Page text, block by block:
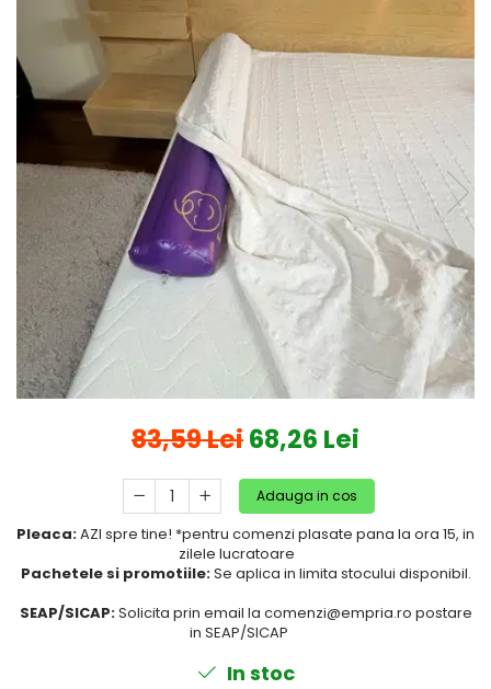
Protectii utile
Poarta siguranta copii
Deflectoare pentru aer
conditionat
Casti antifonice pentru copii si
bebelusi
Echipament protectie bicicleta si
ski
Accesorii auto copii
Haine & accesorii plaja
Haine plaja / inot
Ochelari de soare
Palarii protectie UV
Somnul bebelusului
Carucioare si scaune auto
Scaune masa
83,59 Lei68,26 Lei
Adauga in cos
Pleaca:AZI spre tine! *pentru comenzi plasate pana la ora 15, in
zilele lucratoare
Pachetele si promotiile:Se aplica in limita stocului disponibil.
SEAP/SICAP:Solicita prin email la comenzi@empria.ro postare
in SEAP/SICAP
In stoc